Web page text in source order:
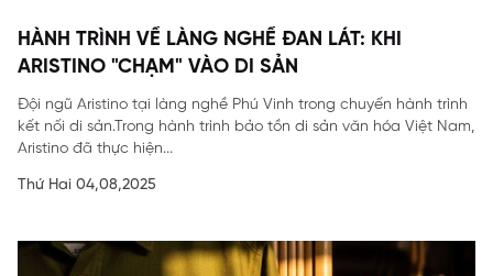
HÀNH TRÌNH VỀ LÀNG NGHỀ ĐAN LÁT: KHI
ARISTINO "CHẠM" VÀO DI SẢN
Đội ngũ Aristino tại làng nghề Phú Vinh trong chuyến hành trình
kết nối di sản.Trong hành trình bảo tồn di sản văn hóa Việt Nam,
Aristino đã thực hiện...
Thứ Hai 04,08,2025